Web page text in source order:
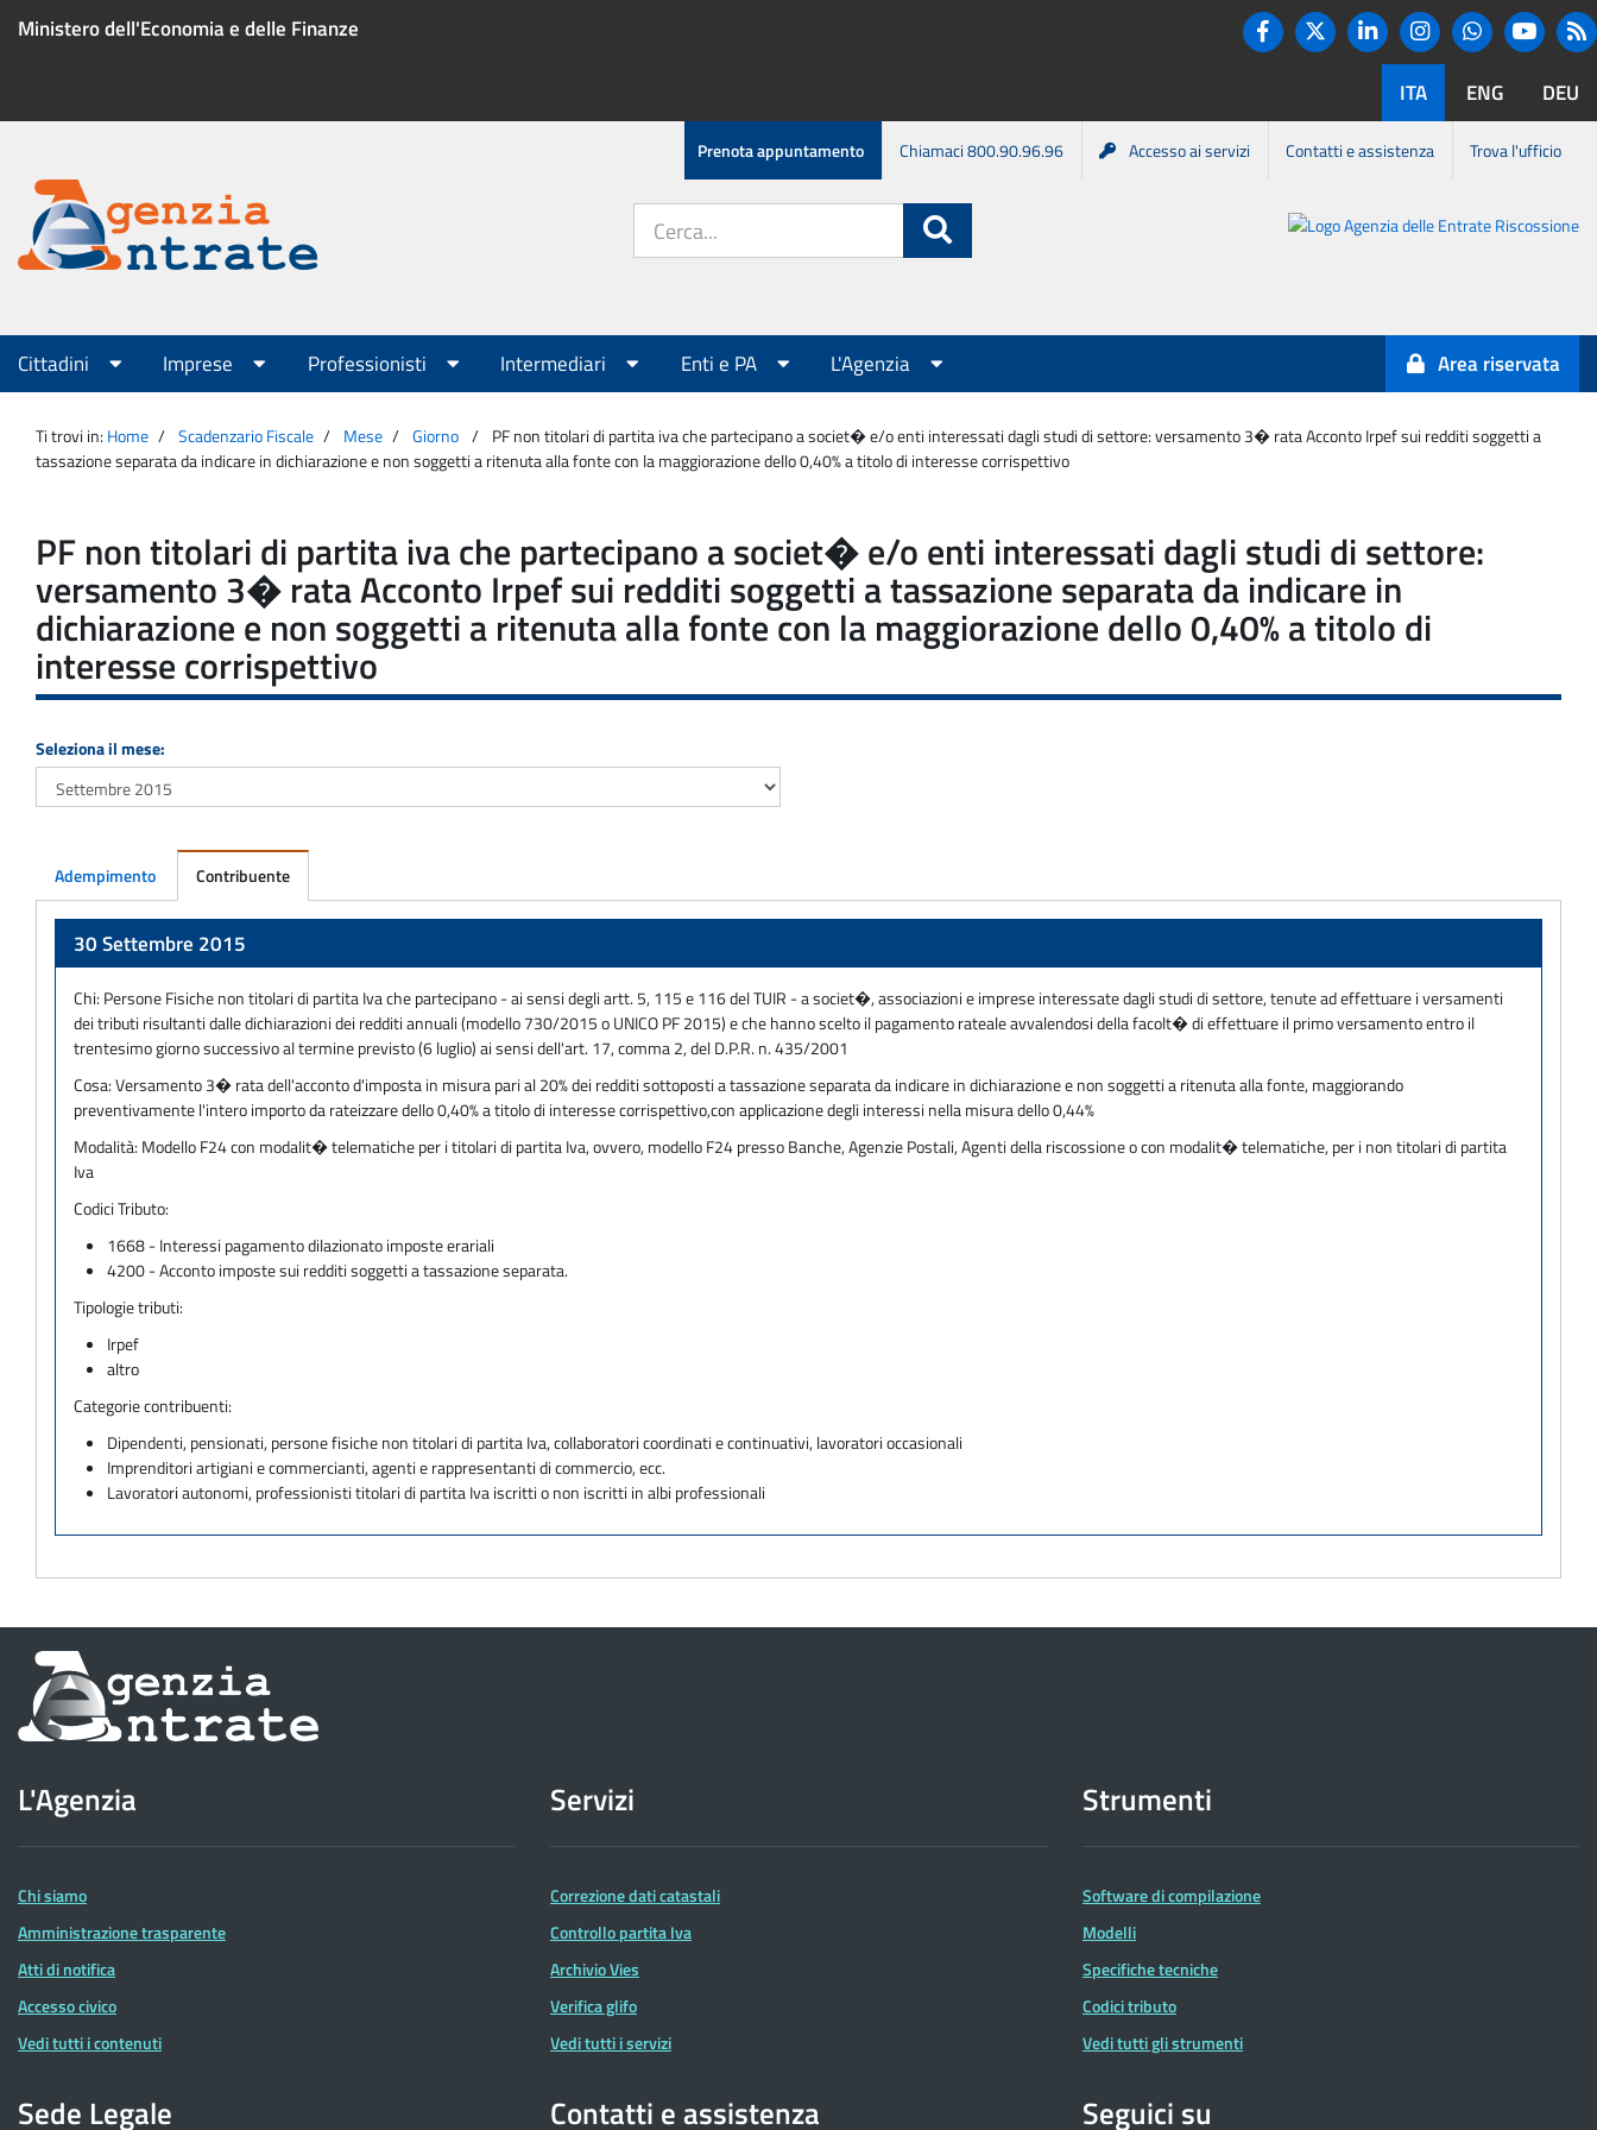
Ministero dell'Economia e delle Finanze
Twitter
LinkedinInstagram
ITA ENG DEU
Menu
servizio
Prenota appuntamento Chiamaci 800.90.96.96 Accesso ai servizi Contatti e assistenza Trova l'ufficio
Agenzia
Entrate
sito:
Agenzia
Entrate-
Riscossione
Menu
principale
Cittadini Imprese Professionisti Intermediari Enti e PA L'Agenzia Area riservata
Ti trovi in: Home Scadenzario Fiscale Mese Giorno
PF non titolari di partita iva che partecipano a societ� e/o enti interessati dagli studi di settore: versamento 3� rata Acconto Irpef sui redditi soggetti a
tassazione separata da indicare in dichiarazione e non soggetti a ritenuta alla fonte con la maggiorazione dello 0,40% a titolo di interesse corrispettivo
PF non titolari di partita iva che partecipano a societ� e/o enti interessati dagli studi di settore:
versamento 3� rata Acconto Irpef sui redditi soggetti a tassazione separata da indicare in
dichiarazione e non soggetti a ritenuta alla fonte con la maggiorazione dello 0,40% a titolo di
interesse corrispettivo
Seleziona il mese:
Adempimento Contribuente
30 Settembre 2015
Chi: Persone Fisiche non titolari di partita Iva che partecipano - ai sensi degli artt. 5, 115 e 116 del TUIR - a societ�, associazioni e imprese interessate dagli studi di settore, tenute ad effettuare i versamenti
dei tributi risultanti dalle dichiarazioni dei redditi annuali (modello 730/2015 o UNICO PF 2015) e che hanno scelto il pagamento rateale avvalendosi della facolt� di effettuare il primo versamento entro il
trentesimo giorno successivo al termine previsto (6 luglio) ai sensi dell'art. 17, comma 2, del D.P.R. n. 435/2001
Cosa:Versamento 3� rata dell'acconto d'imposta in misura pari al 20% dei redditi sottoposti a tassazione separata da indicare in dichiarazione e non soggetti a ritenuta alla fonte, maggiorando
preventivamente l'intero importo da rateizzare dello 0,40% a titolo di interesse corrispettivo,con applicazione degli interessi nella misura dello 0,44%
Modalità: Modello F24 con modalit� telematiche per i titolari di partita Iva, ovvero, modello F24 presso Banche, Agenzie Postali, Agenti della riscossione o con modalit� telematiche, per i non titolari di partita
Iva
Codici Tributo:
1668 - Interessi pagamento dilazionato imposte erariali
4200 - Acconto imposte sui redditi soggetti a tassazione separata.
Tipologie tributi:
Irpef
altro
Categorie contribuenti:
Dipendenti, pensionati, persone fisiche non titolari di partita Iva, collaboratori coordinati e continuativi, lavoratori occasionali
Imprenditori artigiani e commercianti, agenti e rappresentanti di commercio, ecc.
Lavoratori autonomi, professionisti titolari di partita Iva iscritti o non iscritti in albi professionali
Informazioni
sul
dell'Agenzia
delle
Entrate
L'Agenzia
Chi siamo
Amministrazione trasparente
Atti di notifica
Accesso civico
Vedi tutti i contenuti
Servizi
Correzione dati catastali
Controllo partita Iva
Archivio Vies
Verifica glifo
Vedi tutti i servizi
Strumenti
Software di compilazione
Modelli
Specifiche tecniche
Codici tributo
Vedi tutti gli strumenti
Sede Legale Contatti e assistenza Seguici su